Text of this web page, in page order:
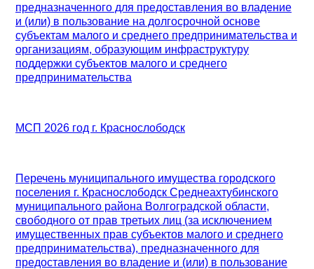
предназначенного для предоставления во владение
и (или) в пользование на долгосрочной основе
субъектам малого и среднего предпринимательства и
организациям, образующим инфраструктуру
поддержки субъектов малого и среднего
предпринимательства
МСП 2026 год г. Краснослободск
Перечень муниципального имущества городского
поселения г. Краснослободск Среднеахтубинского
муниципального района Волгоградской области,
свободного от прав третьих лиц (за исключением
имущественных прав субъектов малого и среднего
предпринимательства), предназначенного для
предоставления во владение и (или) в пользование